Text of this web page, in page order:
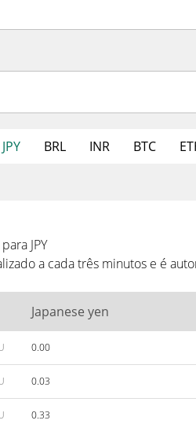
JPY BRL INR BTC
JPY
a cada três minutos e é
Japanese yen
0.00
0.03
0.33